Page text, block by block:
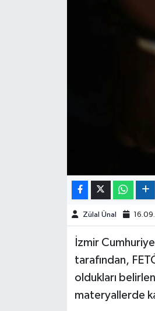
Zülal Ünal
İzmir
tarafından,
oldukları
materyallerde